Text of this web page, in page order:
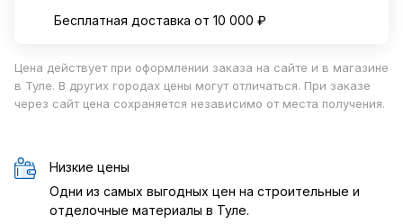
Бесплатная доставка от 10 000 ₽
Цена действует при оформлении заказа на сайте и в магазине
в Туле. В других городах цены могут отличаться. При заказе
через сайт цена сохраняется независимо от места получения.
Низкие цены
Одни из самых выгодных цен на строительные и
отделочные материалы в Туле.